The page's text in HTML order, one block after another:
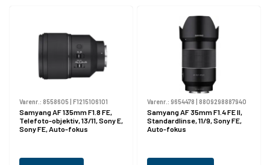
Varenr.: 8558605| F1215106101
Samyang AF 135mm F1.8 FE,
Telefoto-objektiv, 13/11, Sony E,
Sony FE, Auto-fokus
Varenr.: 9654478 | 8809298887940
Samyang AF 35mm F1.4 FE II,
Standardlinse, 11/9, Sony FE,
Auto-fokus